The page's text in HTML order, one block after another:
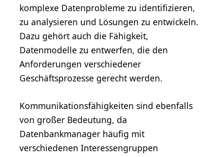
komplexe Datenprobleme zu identifizieren,
zu analysieren und Lösungen zu entwickeln.
Dazu gehört auch die Fähigkeit,
Datenmodelle zu entwerfen, die den
Anforderungen verschiedener
Geschäftsprozesse gerecht werden.
Kommunikationsfähigkeiten sind ebenfalls
von großer Bedeutung, da
Datenbankmanager häufig mit
verschiedenen Interessengruppen